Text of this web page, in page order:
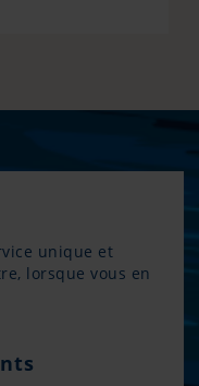
unique et
lorsque vous en